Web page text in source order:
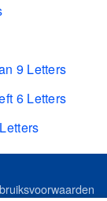
9 Letters
6 Letters